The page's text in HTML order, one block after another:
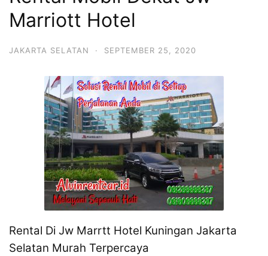
Marriott Hotel
JAKARTA SELATAN · SEPTEMBER 25, 2020
Rental Di Jw Marrtt Hotel Kuningan Jakarta
Selatan Murah Terpercaya